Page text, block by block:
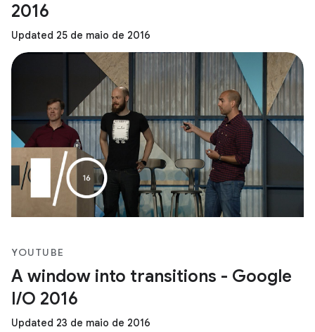
2016
Updated 25 de maio de 2016
YOUTUBE
A window into transitions - Google
I/O 2016
Updated 23 de maio de 2016